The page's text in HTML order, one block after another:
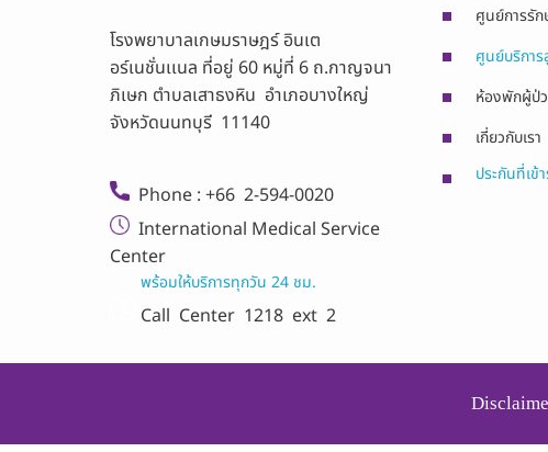
โรงพยาบาลเกษมราษฎร์ อินเต
อร์เนชั่นเเนล ที่อยู่ 60 หมู่ที่ 6 ถ.กาญจนา
ภิเษก ตำบลเสาธงหิน อำเภอบางใหญ่
จังหวัดนนทบุรี 11140
Phone : +66 2-594-0020
International Medical Service
Center
พร้อมให้บริการทุกวัน 24 ชม.
Call Center 1218 ext 2
ศูนย์การรัก
ศูนย์บริการ
ห้องพักผู้ป่
เกี่ยวกับเรา
ประกันที่เข้